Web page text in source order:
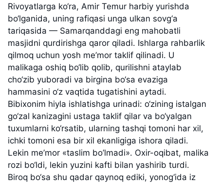
Rivoyatlarga ko‘ra, Amir Temur harbiy yurishda
bo‘lganida, uning rafiqasi unga ulkan sovg‘a
tariqasida — Samarqanddagi eng mahobatli
masjidni qurdirishga qaror qiladi. Ishlarga rahbarlik
qilmoq uchun yosh me’mor taklif qilinadi. U
malikaga oshiq bo‘lib qolib, qurilishni ataylab
cho‘zib yuboradi va birgina bo‘sa evaziga
hammasini o‘z vaqtida tugatishini aytadi.
Bibixonim hiyla ishlatishga urinadi: o‘zining istalgan
go‘zal kanizagini ustaga taklif qilar va bo‘yalgan
tuxumlarni ko‘rsatib, ularning tashqi tomoni har xil,
ichki tomoni esa bir xil ekanligiga ishora qiladi.
Lekin me’mor «taslim bo’lmadi». Oxir-oqibat, malika
rozi bo‘ldi, lekin yuzini kafti bilan yashirib turdi.
Biroq bo‘sa shu qadar qaynoq ediki, yonog‘ida iz